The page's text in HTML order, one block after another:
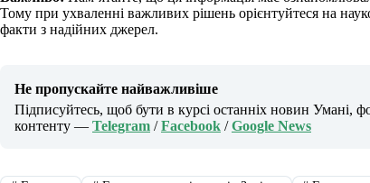
Тому при ухваленні важливих рішень орієнтуйтеся на
факти з надійних джерел.
Не пропускайте найважливіше
Підписуйтесь, щоб бути в курсі останніх новин Умані,
контенту — Telegram /Facebook /Google News